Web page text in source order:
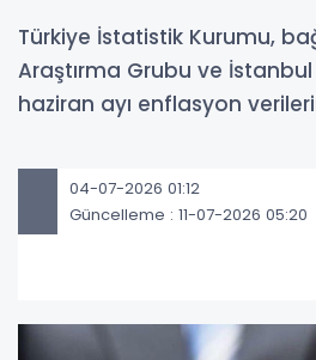
Türkiye İstatistik Kurumu,
Araştırma Grubu ve
haziran ayı enflasyon
04-07-2026 01:12
Güncelleme : 11-07-2026 05:20